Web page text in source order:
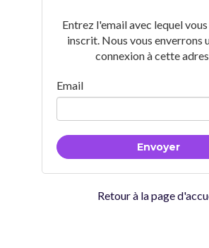
Entrez l'email avec lequel
inscrit. Nous vous enverrons
connexion à cette
Email
Retour à la page